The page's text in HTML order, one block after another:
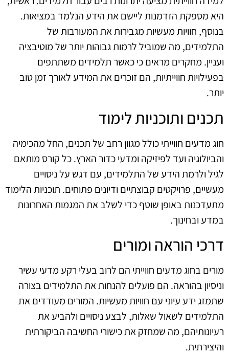
היא מספקת הזדמנות ליישם את הידע הנלמד במציאות.
בנוסף, חוויות מעשיות מגבירות את המעורבות של
התלמידים, מה שמוביל לרמות גבוהות יותר של מוטיבציה
ועניין. מחקרים מראים כי כאשר תלמידים משתתפים
בפעילויות חווייתיות, הם זוכרים את המידע לאורך זמן טוב
יותר.
תכנים ותוכניות לימוד
חוג מדעים חווייתי כולל מגוון רחב של תכנים, החל מהכימיה
והביולוגיה ועד לפיזיקה ומדעי כדור הארץ. כל קורס מותאם
לגיל ולרמת הידע של התלמידים, עם דגש על ניסויים
מעשיים, פרויקטים קבוצתיים ודיונים פתוחים. תוכניות הלימוד
מתעדכנות באופן שוטף כדי לשלב את המגמות האחרונות
במדע ובחינוך.
דרכי הוראה ומורים
מורים בחוג מדעים חווייתי הם לרוב בעלי רקע מדעי עשיר
וניסיון בהוראה. הם פועלים להנחות את התלמידים בצורה
שתמזג ידע עיוני עם חוויות מעשיות. המורים מעודדים את
התלמידים לשאול שאלות, לבצע ניסויים ולהביע את
רעיונותיהם, מה שמחזק את כישורי החשיבה הביקורתית
והיצירתית.